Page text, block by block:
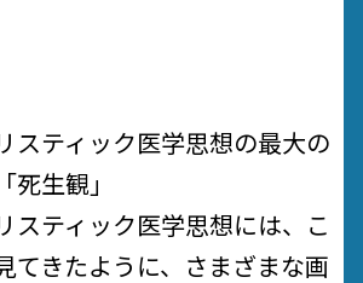
スティック医学思想の最大の
死生観」
スティック医学思想には、こ
てきたように、さまざまな画